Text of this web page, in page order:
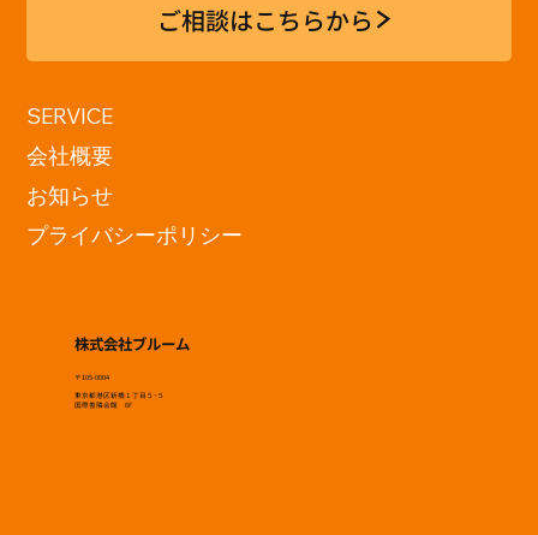
2026」訪問
株式会社ブルーム
〒105-0004
東京都港区新橋１丁目５−５
国際善隣会館 6F
SERVICE
会社概要
お知らせ
プライバシーポリシー
ご相談はこちらから